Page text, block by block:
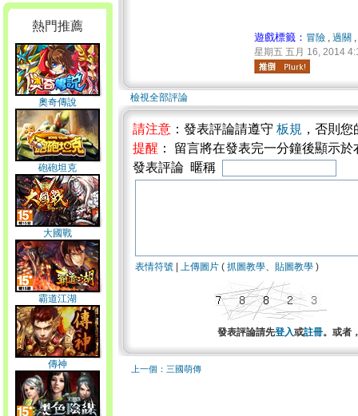
熱門推薦
奧奇傳說
砲砲坦克
大國戰
霸道江湖
傳神
遊戲標籤： 冒險 , 過關 ,
星期五 五月 16, 2014
檢視全部評論
請注意 ：發表評論請遵守 板規 ，否則
提醒 ： 留言將在發表完一分鐘後顯示
發表評論 暱稱
表情符號 上傳圖片 ( 抓圖教學、 貼圖教學 )
發表評論請先登入或註冊。或者
上一個：三國萌傳